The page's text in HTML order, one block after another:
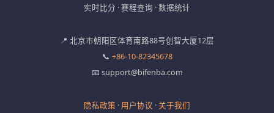
实时比分 · 赛程查询 · 数据统计
📍 北京市朝阳区体育南路88号创智大厦12层
📞 +86-10-82345678
📧 support@bifenba.com
隐私政策 · 用户协议 ·关于我们